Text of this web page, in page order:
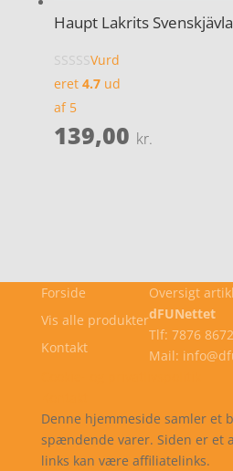
Haupt Lakrits
Vurd
eret 4.7ud
af 5
139,00 kr.
Forside
Vis alle produkter
Kontakt
Oversigt
dFUNettet
Tlf: 7876 8672
Mail:
Denne hjemmeside samler et
spændende varer. Siden er et
links kan være affiliatelinks.